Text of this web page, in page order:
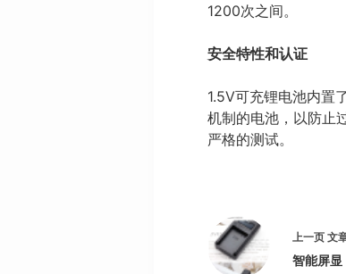
1200次之间。
安全特性和认证
1.5V可充锂电池内置
机制的电池，以防止
严格的测试。
上一页 文
智能屏显